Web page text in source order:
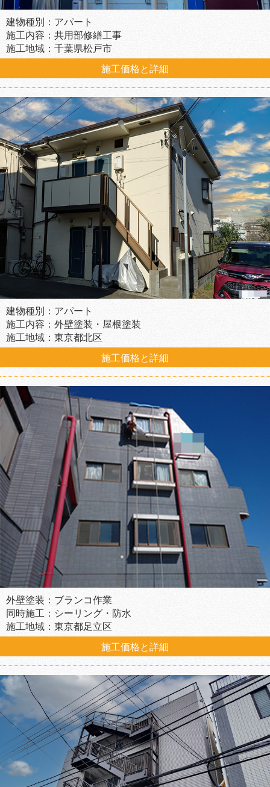
建物種別：アパート
施工内容：共用部修繕工事
施工地域：千葉県松戸市
施工価格と詳細
建物種別：アパート
施工内容：外壁塗装・屋根塗装
施工地域：東京都北区
施工価格と詳細
外壁塗装：ブランコ作業
同時施工：シーリング・防水
施工地域：東京都足立区
施工価格と詳細